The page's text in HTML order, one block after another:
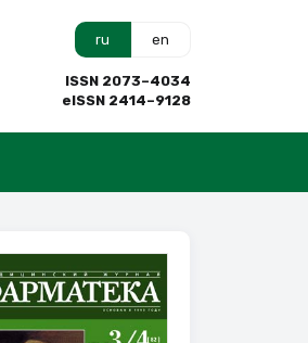
ru en
ISSN 2073–4034
eISSN 2414–9128